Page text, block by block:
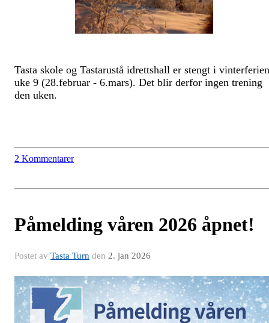
Tasta skole og Tastarustå idrettshall er stengt i vinterferien
uke 9 (28.februar - 6.mars). Det blir derfor ingen trening
den uken.
2 Kommentarer
Påmelding våren 2026 åpnet!
Postet av Tasta Turn den 2. jan 2026